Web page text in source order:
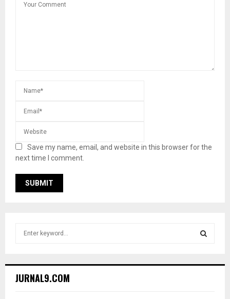
Save my name, email, and website in this browser for the
next time I comment.
h
JURNAL9.COM